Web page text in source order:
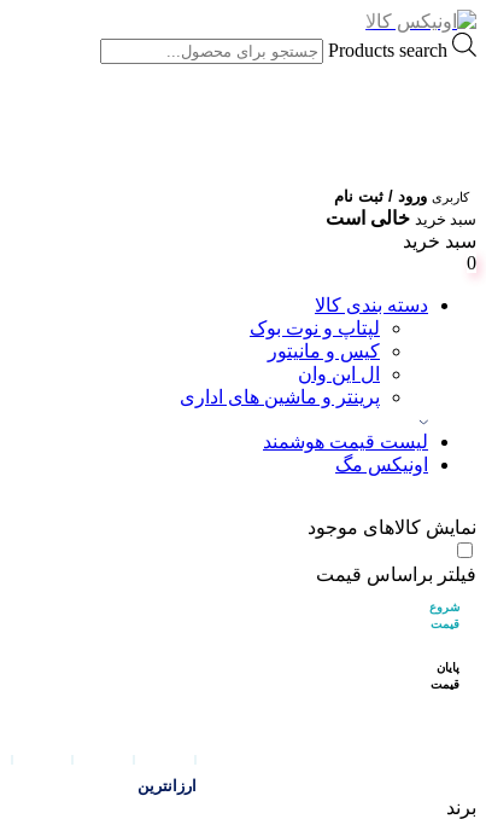
Products search
کاربری ورود / ثبت نام
سبد خرید خالی است
سبد خرید
0
دسته بندی کالا
لپتاپ و نوت بوک
کیس و مانیتور
ال این وان
پرینتر و ماشین های اداری
لیست قیمت هوشمند
اونیکس مگ
نمایش کالاهای موجود
فیلتر براساس قیمت
شروع
قیمت
پایان
قیمت
ارزانترین
برند